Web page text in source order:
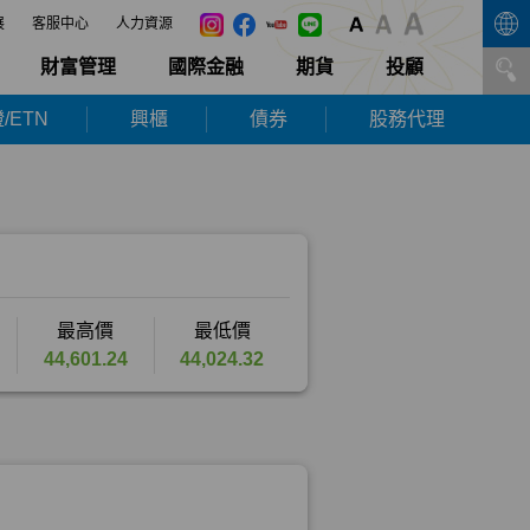
客服中心 人力資源
財富管理 國際金融 期貨 投顧
ETN 興櫃 債券 股務代理